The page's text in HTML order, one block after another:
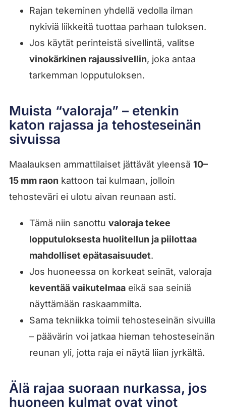
Rajan tekeminen yhdellä vedolla ilman
nykiviä liikkeitä tuottaa parhaan tuloksen.
Jos käytät perinteistä sivellintä, valitse
vinokärkinen rajaussivellin, joka antaa
tarkemman lopputuloksen.
Muista “valoraja” – etenkin
katon rajassa ja tehosteseinän
sivuissa
Maalauksen ammattilaiset jättävät yleensä 10–
15 mm raon kattoon tai kulmaan, jolloin
tehosteväri ei ulotu aivan reunaan asti.
Tämä niin sanottu valoraja tekee
lopputuloksesta huolitellun ja piilottaa
mahdolliset epätasaisuudet.
Jos huoneessa on korkeat seinät, valoraja
keventää vaikutelmaaeikä saa seiniä
näyttämään raskaammilta.
Sama tekniikka toimii tehosteseinän sivuilla
– päävärin voi jatkaa hieman tehosteseinän
reunan yli, jotta raja ei näytä liian jyrkältä.
Älä rajaa suoraan nurkassa, jos
huoneen kulmat ovat vinot